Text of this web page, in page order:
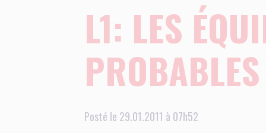
L1: LES
PROBABLES
Posté le 29.01.2011 à 07h52